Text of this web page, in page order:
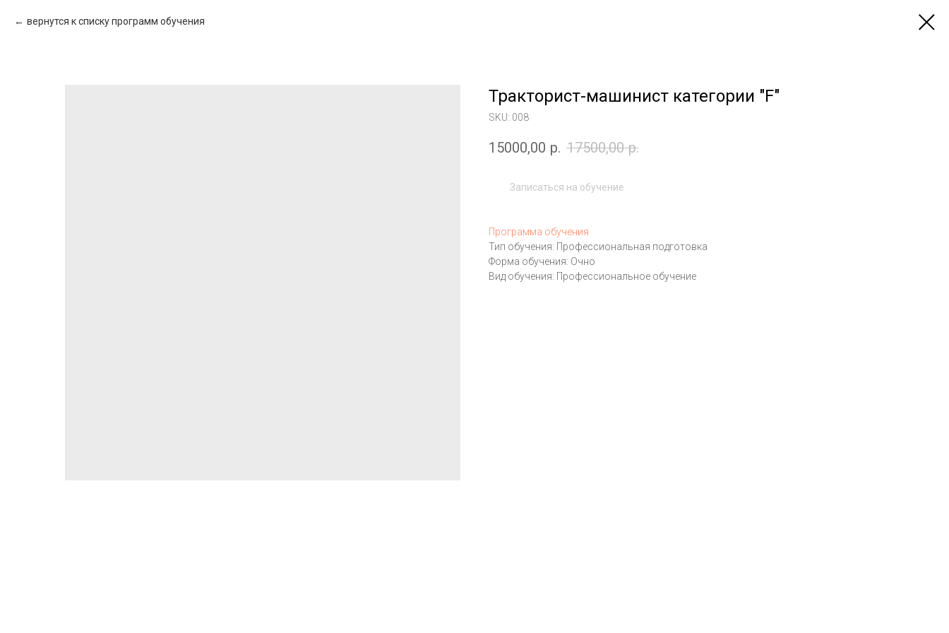
вернутся к списку программ обучения
Тракторист-машинист категории "F"
SKU: 008
15000,00 р. 17500,00 р.
Записаться на обучение
Программа обучения
Тип обучения: Профессиональная подготовка
Форма обучения: Очно
Вид обучения: Профессиональное обучение